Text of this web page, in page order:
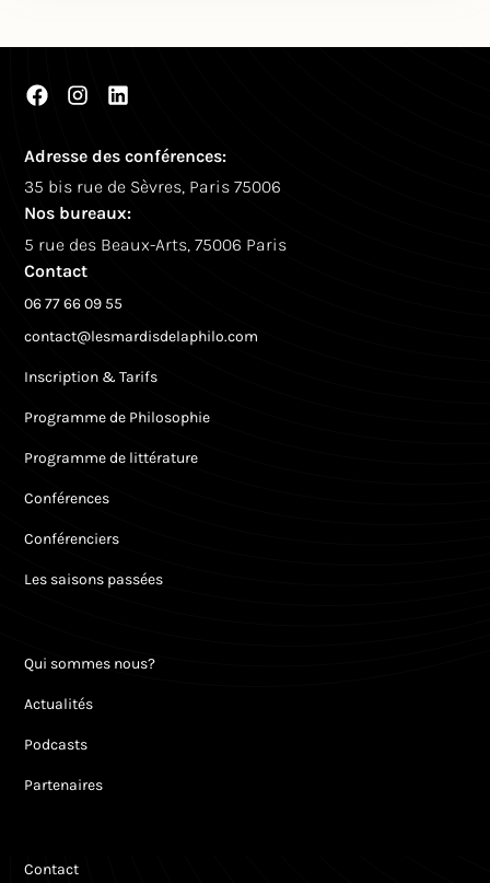
Adresse des conférences:
35 bis rue de Sèvres, Paris 75006
Nos bureaux:
5 rue des Beaux-Arts, 75006 Paris
Contact
06 77 66 09 55
contact@lesmardisdelaphilo.com
Inscription & Tarifs
Programme de Philosophie
Programme de littérature
Conférences
Conférenciers
Les saisons passées
Qui sommes nous?
Actualités
Podcasts
Partenaires
Contact